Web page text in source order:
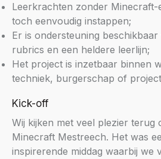
Leerkrachten zonder
toch eenvoudig instappen;
Er is ondersteuning beschikbaar
rubrics en een heldere leerlijn;
Het project is inzetbaar binnen
techniek, burgerschap of
Kick-off
Wij kijken met veel plezier terug
Minecraft Mestreech. Het was
inspirerende middag waarbij we